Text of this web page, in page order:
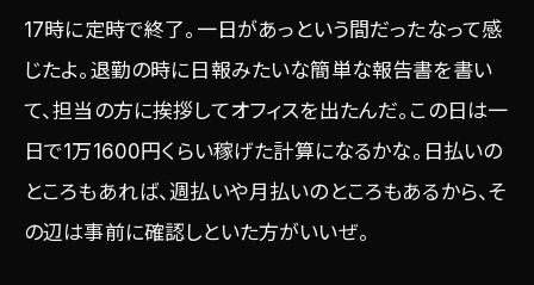
17時に定時で終了。一日があっという間だったなって感
じたよ。退勤の時に日報みたいな簡単な報告書を書い
て、担当の方に挨拶してオフィスを出たんだ。この日は一
日で1万1600円くらい稼げた計算になるかな。日払いの
ところもあれば、週払いや月払いのところもあるから、そ
の辺は事前に確認しといた方がいいぜ。